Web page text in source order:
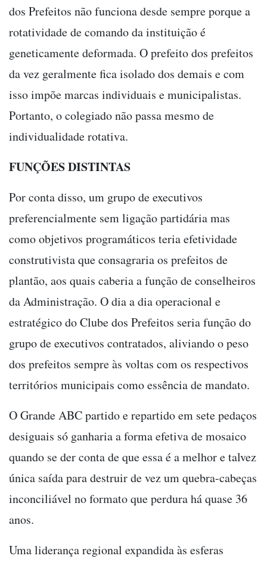
dos Prefeitos não funciona desde sempre porque a
rotatividade de comando da instituição é
geneticamente deformada. O prefeito dos prefeitos
da vez geralmente fica isolado dos demais e com
isso impõe marcas individuais e municipalistas.
Portanto, o colegiado não passa mesmo de
individualidade rotativa.
FUNÇÕES DISTINTAS
Por conta disso, um grupo de executivos
preferencialmente sem ligação partidária mas
como objetivos programáticos teria efetividade
construtivista que consagraria os prefeitos de
plantão, aos quais caberia a função de conselheiros
da Administração. O dia a dia operacional e
estratégico do Clube dos Prefeitos seria função do
grupo de executivos contratados, aliviando o peso
dos prefeitos sempre às voltas com os respectivos
territórios municipais como essência de mandato.
O Grande ABC partido e repartido em sete pedaços
desiguais só ganharia a forma efetiva de mosaico
quando se der conta de que essa é a melhor e talvez
única saída para destruir de vez um quebra-cabeças
inconciliável no formato que perdura há quase 36
anos.
Uma liderança regional expandida às esferas